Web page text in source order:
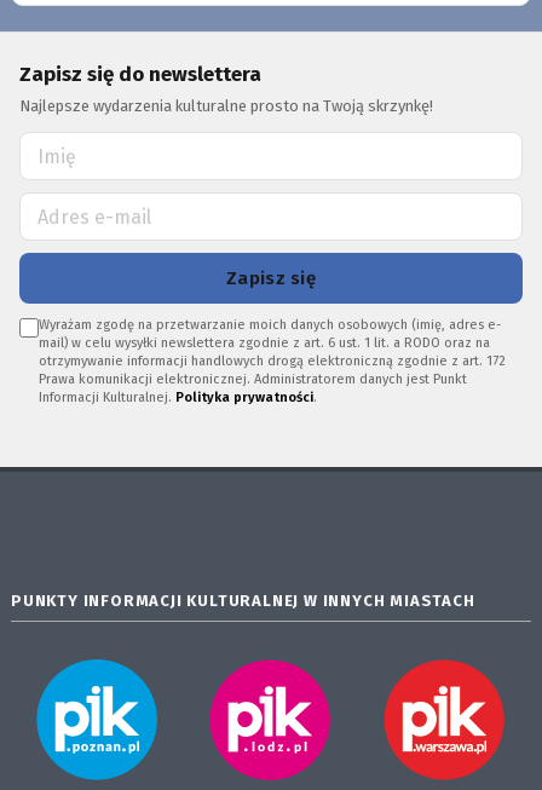
Zapisz się do newslettera
Najlepsze wydarzenia kulturalne prosto na Twoją skrzynkę!
Zapisz się
Wyrażam zgodę na przetwarzanie moich danych osobowych (imię, adres e-
mail) w celu wysyłki newslettera zgodnie z art. 6 ust. 1 lit. a RODO oraz na
otrzymywanie informacji handlowych drogą elektroniczną zgodnie z art. 172
Prawa komunikacji elektronicznej. Administratorem danych jest Punkt
Informacji Kulturalnej. Polityka prywatności.
PUNKTY INFORMACJI KULTURALNEJ W INNYCH MIASTACH